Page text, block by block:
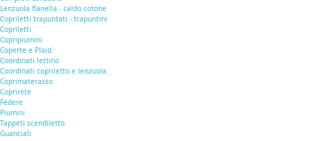
Lenzuola flanella - caldo cotone
Copriletti trapuntati - trapuntini
Copriletti
Copripiumini
Coperte e Plaid
Coordinati lettino
Coordinati copriletto e lenzuola
Coprimaterasso
Coprirete
Federe
Piumini
Tappeti scendiletto
Guanciali